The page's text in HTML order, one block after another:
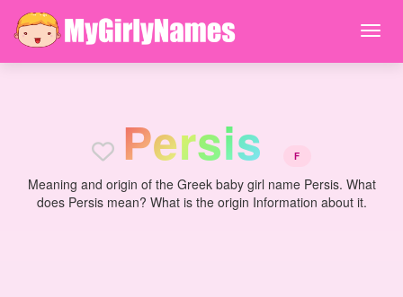
Persis F
Meaning and origin of the Greek baby girl name Persis. What
does Persis mean? What is the origin Information about it.